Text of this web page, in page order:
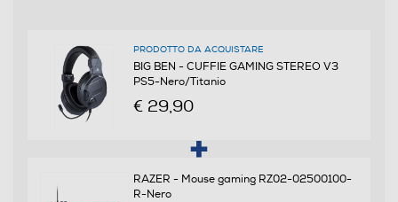
Microfono incorporato
PRODOTTO DA ACQUISTARE
BIG BEN - CUFFIE GAMING STEREO V3
PS5-Nero/Titanio
€ 29,90
RAZER - Mouse gaming RZ02-02500100-
R-Nero